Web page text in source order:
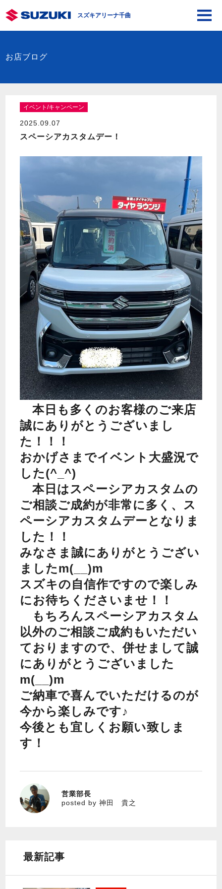
スズキアリーナ千曲
お店ブログ
イベント/キャンペーン
2025.09.07
スペーシアカスタムデー！
本日も多くのお客様のご来店
誠にありがとうございまし
た！！！
おかげさまでイベント大盛況で
した(^_^)
本日はスペーシアカスタムの
ご相談ご成約が非常に多く、ス
ペーシアカスタムデーとなりま
した！！
みなさま誠にありがとうござい
ましたm(__)m
スズキの自信作ですので楽しみ
にお待ちくださいませ！！
もちろんスペーシアカスタム
以外のご相談ご成約もいただい
ておりますので、併せまして誠
にありがとうございました
m(__)m
ご納車で喜んでいただけるのが
今から楽しみです♪
今後とも宜しくお願い致しま
す！
神田 貴之
営業部長
posted by 神田 貴之
最新記事